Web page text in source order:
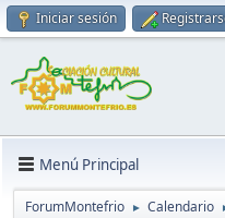
Iniciar sesión
Menú Principal
ForumMontefrio ► Calendario